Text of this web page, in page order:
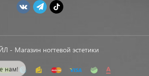
- Магазин ногтевой эстетики
нам!